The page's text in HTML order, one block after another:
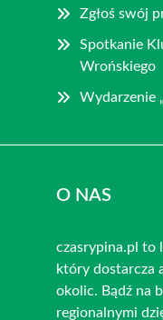
Zgłoś swój
Spotkanie
Wrońskiego
Wydarzenie
O NAS
czasrypina.pl to
który dostarcza
okolic. Bądź na
regionalnymi